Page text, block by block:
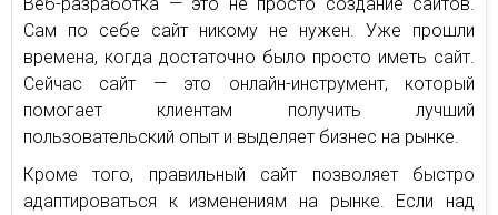
Сам по себе сайт никому не нужен. Уже прошли
времена, когда достаточно было просто иметь сайт.
Сейчас сайт — это онлайн-инструмент, который
помогает клиентам получить лучший
пользовательский опыт и выделяет бизнес на рынке.
Кроме того, правильный сайт позволяет быстро
адаптироваться к изменениям на рынке. Если над